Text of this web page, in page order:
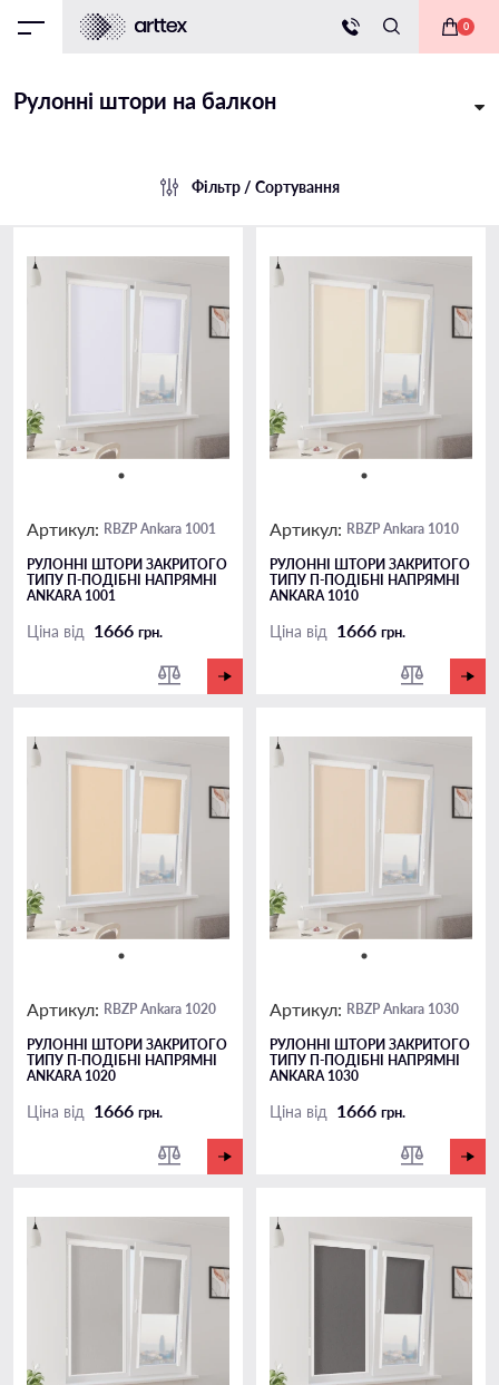
0
Рулонні штори на балкон
Фільтр / Сортування
Артикул: RBZP Ankara 1001
РУЛОННІ ШТОРИ ЗАКРИТОГО
ТИПУ П-ПОДIБНІ НАПРЯМНІ
ANKARA 1001
Ціна від 1666 грн.
Артикул: RBZP Ankara 1010
РУЛОННІ ШТОРИ ЗАКРИТОГО
ТИПУ П-ПОДIБНІ НАПРЯМНІ
ANKARA 1010
Ціна від 1666 грн.
Артикул: RBZP Ankara 1020
РУЛОННІ ШТОРИ ЗАКРИТОГО
ТИПУ П-ПОДIБНІ НАПРЯМНІ
ANKARA 1020
Ціна від 1666 грн.
Артикул: RBZP Ankara 1030
РУЛОННІ ШТОРИ ЗАКРИТОГО
ТИПУ П-ПОДIБНІ НАПРЯМНІ
ANKARA 1030
Ціна від 1666 грн.